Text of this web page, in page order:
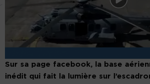
Sur sa page facebook, la base
inédit qui fait la lumière sur